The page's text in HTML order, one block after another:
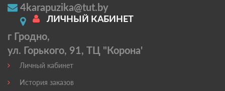
4karapuzika@tut.by
г Гродно,
ул. Горького, 91, ТЦ "Корона'
ЛИЧНЫЙ КАБИНЕТ
Личный кабинет
История заказов